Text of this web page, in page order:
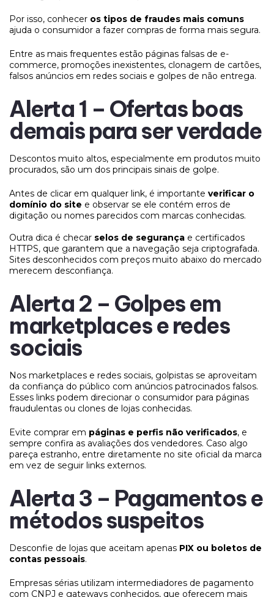
Por isso, conhecer os tipos de fraudes mais comuns
ajuda o consumidor a fazer compras de forma mais segura.
Entre as mais frequentes estão páginas falsas de e-
commerce, promoções inexistentes, clonagem de cartões,
falsos anúncios em redes sociais e golpes de não entrega.
Alerta 1 – Ofertas boas
demais para ser verdade
Descontos muito altos, especialmente em produtos muito
procurados, são um dos principais sinais de golpe.
Antes de clicar em qualquer link, é importante verificar o
domínio do site e observar se ele contém erros de
digitação ou nomes parecidos com marcas conhecidas.
Outra dica é checar selos de segurança e certificados
HTTPS, que garantem que a navegação seja criptografada.
Sites desconhecidos com preços muito abaixo do mercado
merecem desconfiança.
Alerta 2 – Golpes em
marketplaces e redes
sociais
Nos marketplaces e redes sociais, golpistas se aproveitam
da confiança do público com anúncios patrocinados falsos.
Esses links podem direcionar o consumidor para páginas
fraudulentas ou clones de lojas conhecidas.
Evite comprar em páginas e perfis não verificados, e
sempre confira as avaliações dos vendedores. Caso algo
pareça estranho, entre diretamente no site oficial da marca
em vez de seguir links externos.
Alerta 3 – Pagamentos e
métodos suspeitos
Desconfie de lojas que aceitam apenas PIX ou boletos de
contas pessoais.
Empresas sérias utilizam intermediadores de pagamento
com CNPJ e gateways conhecidos, que oferecem mais